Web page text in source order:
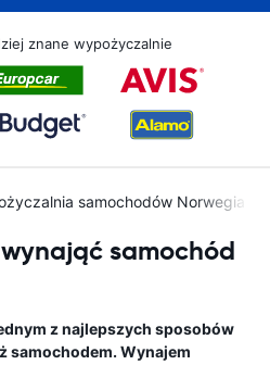
znane wypożyczalnie
samochodów Norwegia
samochód
z najlepszych sposobów
samochodem. Wynajem